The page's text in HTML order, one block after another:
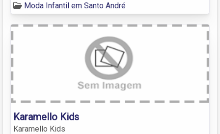
Moda Infantil em Santo André
Karamello Kids
Karamello Kids